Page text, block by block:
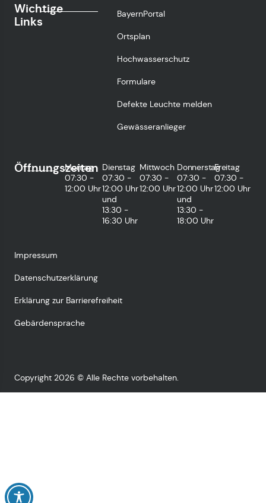
Wichtige
Links
BayernPortal
Ortsplan
Hochwasserschutz
Formulare
Defekte Leuchte melden
Gewässeranlieger
Öffnungszeiten
Montag
07:30 -
12:00 Uhr
Dienstag
07:30 -
12:00 Uhr
und
13:30 -
16:30 Uhr
Mittwoch
07:30 -
12:00 Uhr
Donnerstag
07:30 -
12:00 Uhr
und
13:30 -
18:00 Uhr
Freitag
07:30 -
12:00 Uhr
Impressum
Datenschutzerklärung
Erklärung zur Barrierefreiheit
Gebärdensprache
Copyright 2026 © Alle Rechte vorbehalten.